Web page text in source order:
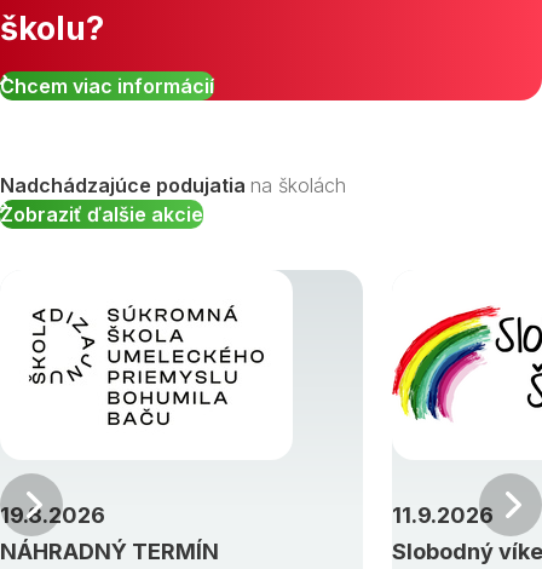
Zobraziť všetky študijné odbory »
školu?
Chcem viac informácií
Nadchádzajúce podujatia na školách
Zobraziť ďalšie akcie
NÁHRADNÝ TERMÍN
19.8.2026
Slobodný
11.9.2026
Predchádzajúci